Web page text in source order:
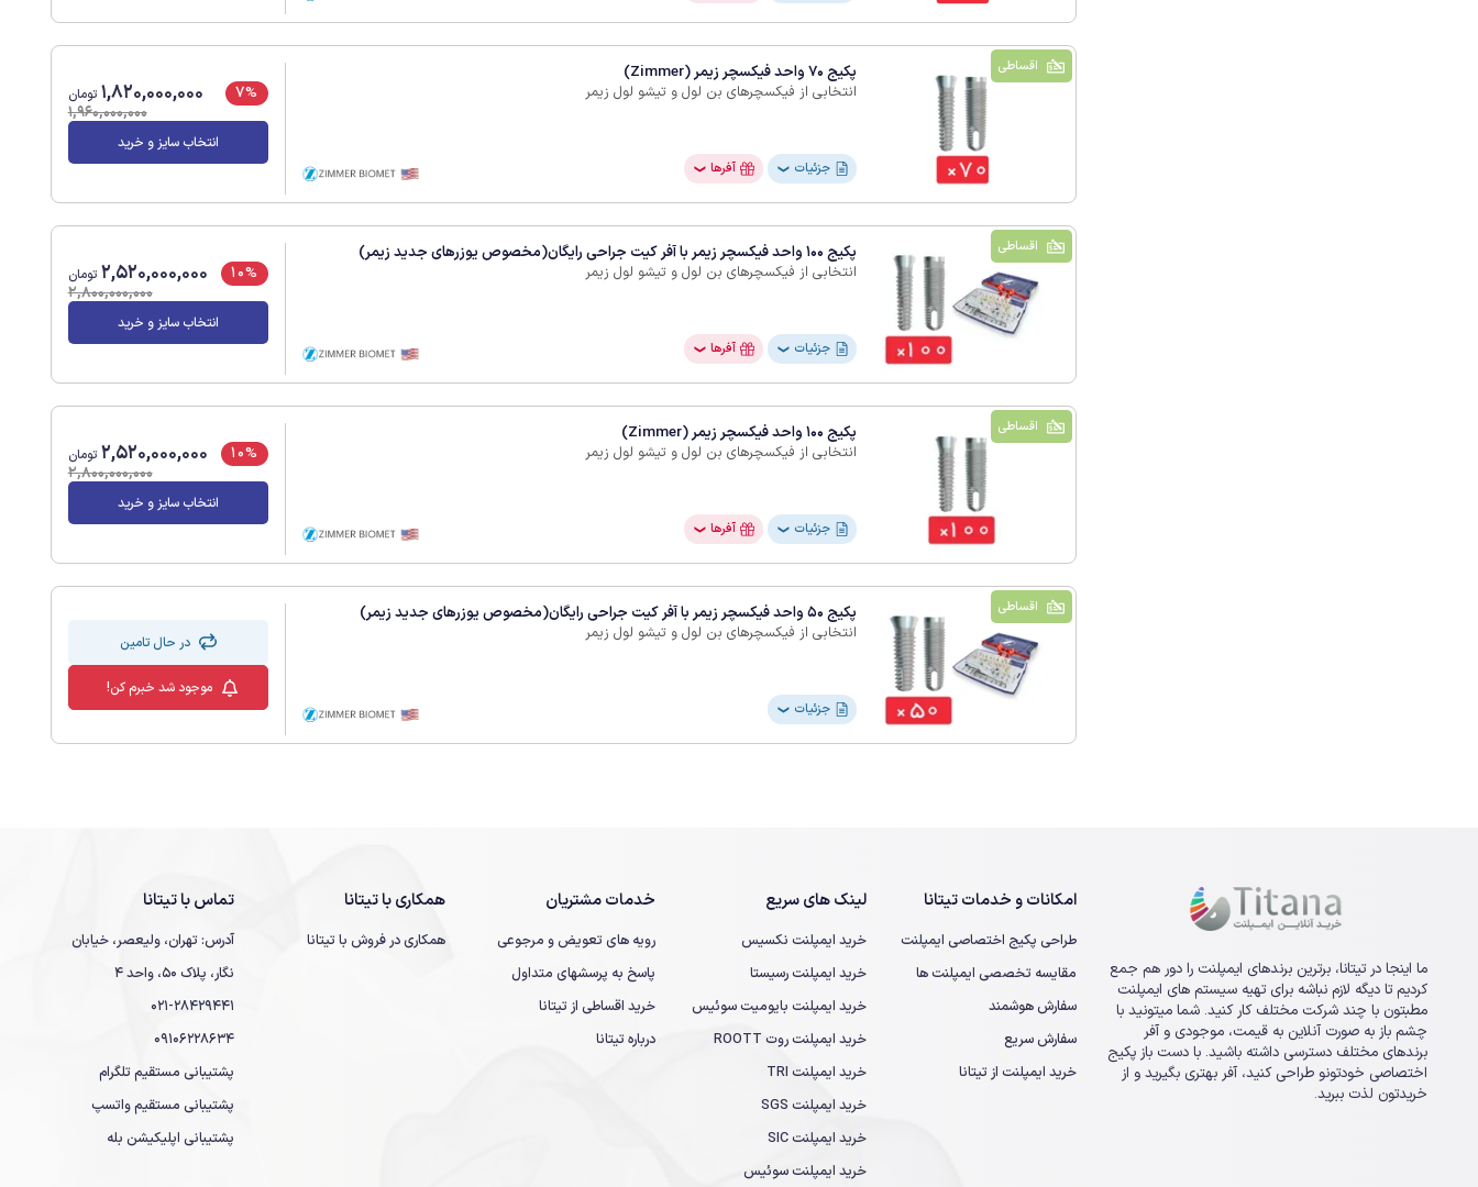
اقساطی پکیج 70 واحد فیکسچر زیمر (Zimmer)
انتخابی از فیکسچرهای بن لول و تیشو لول زیمر
جزئیات ❯ آفرها ❯
7%
1,820,000,000 تومان
1,960,000,000
انتخاب سایز و خرید
اقساطی پکیج 100 واحد فیکسچر زیمر با آفر کیت جراحی رایگان(مخصوص یوزرهای جدید زیمر)
انتخابی از فیکسچرهای بن لول و تیشو لول زیمر
جزئیات ❯ آفرها ❯
10%
2,520,000,000 تومان
2,800,000,000
انتخاب سایز و خرید
اقساطی پکیج 100 واحد فیکسچر زیمر (Zimmer)
انتخابی از فیکسچرهای بن لول و تیشو لول زیمر
جزئیات ❯ آفرها ❯
10%
2,520,000,000 تومان
2,800,000,000
انتخاب سایز و خرید
اقساطی پکیج 50 واحد فیکسچر زیمر با آفر کیت جراحی رایگان(مخصوص یوزرهای جدید زیمر)
انتخابی از فیکسچرهای بن لول و تیشو لول زیمر
جزئیات ❯
در حال تامین
موجود شد خبرم کن!
ما اینجا در تیتانا، برترین برندهای ایمپلنت را دور هم جمع
کردیم تا دیگه لازم نباشه برای تهیه سیستم های ایمپلنت
مطبتون با چند شرکت مختلف کار کنید. شما میتونید با
چشم باز به صورت آنلاین به قیمت، موجودی و آفر
برندهای مختلف دسترسی داشته باشید. با دست باز پکیج
اختصاصی خودتونو طراحی کنید، آفر بهتری بگیرید و از
خریدتون لذت ببرید.
امکانات و خدمات تیتانا
طراحی پکیج اختصاصی ایمپلنت
مقایسه تخصصی ایمپلنت ها
سفارش هوشمند
سفارش سریع
خرید ایمپلنت از تیتانا
لینک های سریع
خرید ایمپلنت نکسیس
خرید ایمپلنت رسیستا
خرید ایمپلنت بایومیت سوئیس
خرید ایمپلنت روت ROOTT
خرید ایمپلنت TRI
خرید ایمپلنت SGS
خرید ایمپلنت SIC
خرید ایمپلنت سوئیس
خدمات مشتریان
رویه های تعویض و مرجوعی
پاسخ به پرسشهای متداول
خرید اقساطی از تیتانا
درباره تیتانا
همکاری با تیتانا
همکاری در فروش با تیتانا
تماس با تیتانا
آدرس: تهران، ولیعصر، خیابان
نگار، پلاک 50، واحد 4
021-28429441
09106228634
پشتیبانی مستقیم تلگرام
پشتیبانی مستقیم واتسپ
پشتیبانی اپلیکیشن بله